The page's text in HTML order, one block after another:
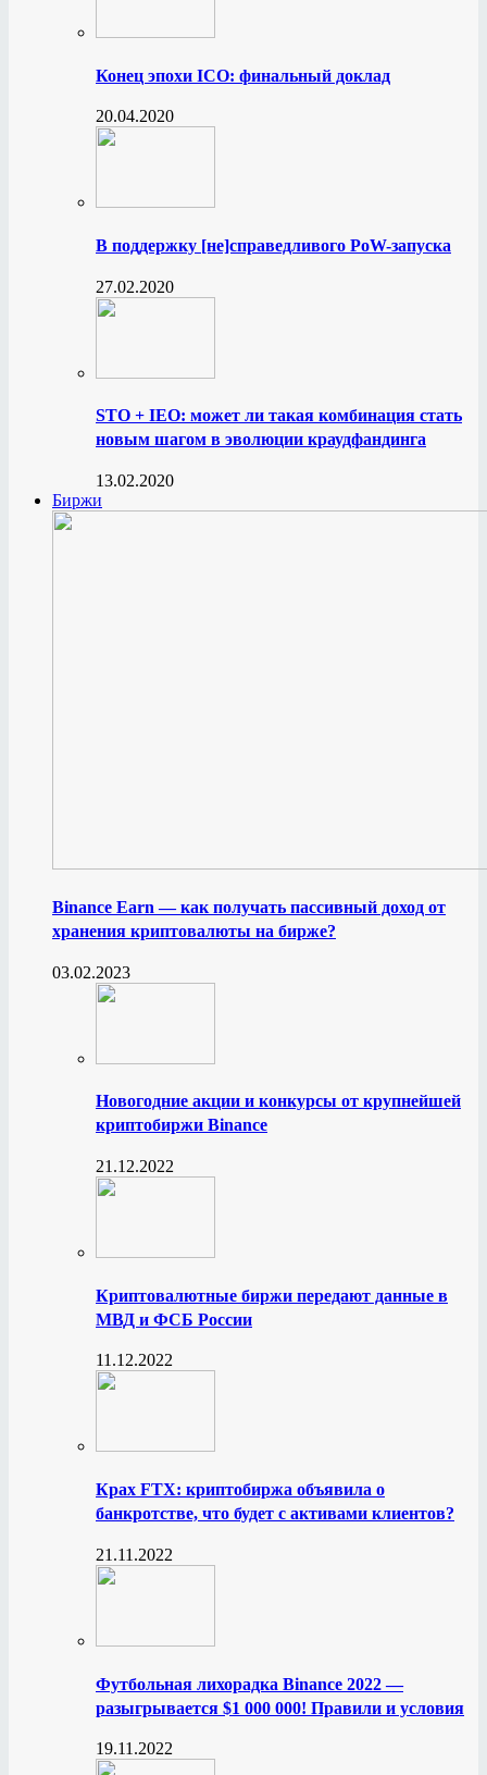
Конец эпохи ICO: финальный доклад
20.04.2020
В поддержку [не]справедливого PoW-запуска
27.02.2020
STO + IEO: может ли такая комбинация стать
новым шагом в эволюции краудфандинга
13.02.2020
Биржи
Binance Earn — как получать пассивный доход от
хранения криптовалюты на бирже?
03.02.2023
Новогодние акции и конкурсы от крупнейшей
криптобиржи Binance
21.12.2022
Криптовалютные биржи передают данные в
МВД и ФСБ России
11.12.2022
Крах FTX: криптобиржа объявила о
банкротстве, что будет с активами клиентов?
21.11.2022
Футбольная лихорадка Binance 2022 —
разыгрывается $1 000 000! Правили и условия
19.11.2022